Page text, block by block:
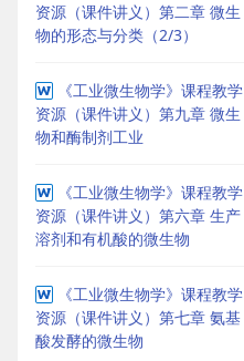
资源（课件讲义）第二章 微生
物的形态与分类（2/3）
《工业微生物学》课程教学
资源（课件讲义）第九章 微生
物和酶制剂工业
《工业微生物学》课程教学
资源（课件讲义）第六章 生产
溶剂和有机酸的微生物
《工业微生物学》课程教学
资源（课件讲义）第七章 氨基
酸发酵的微生物